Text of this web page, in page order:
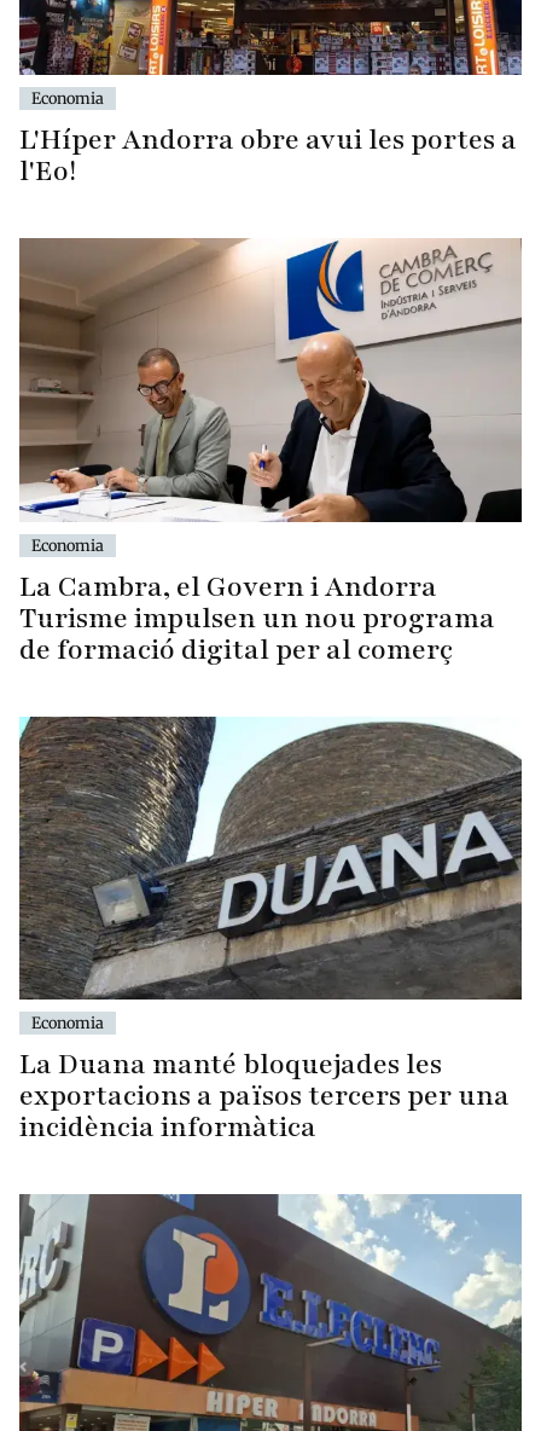
Economia
L'Híper Andorra obre avui les portes a
l'Eo!
Economia
La Cambra, el Govern i Andorra
Turisme impulsen un nou programa
de formació digital per al comerç
Economia
La Duana manté bloquejades les
exportacions a països tercers per una
incidència informàtica